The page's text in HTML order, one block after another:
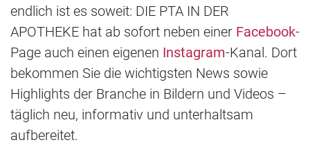
endlich ist es soweit: DIE PTA IN DER
APOTHEKE hat ab sofort neben einer Facebook-
Page auch einen eigenen Instagram-Kanal. Dort
bekommen Sie die wichtigsten News sowie
Highlights der Branche in Bildern und Videos –
täglich neu, informativ und unterhaltsam
aufbereitet.